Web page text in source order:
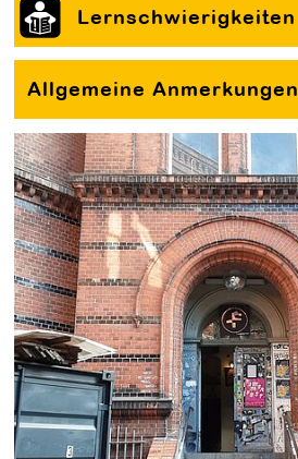
Lernschwierigkeiten
Allgemeine Anmerkungen